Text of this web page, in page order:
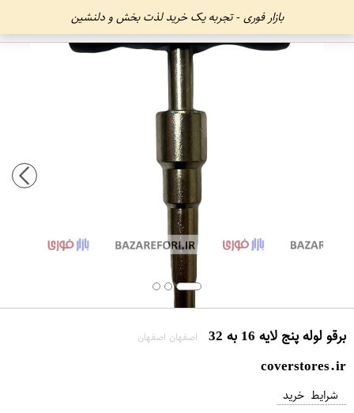
بازار فوری - تجربه یک خرید لذت بخش و دلنشین
برقو لوله پنج لایه 16 به 32 اصفهان اصفهان
coverstores.ir
شرایط خرید